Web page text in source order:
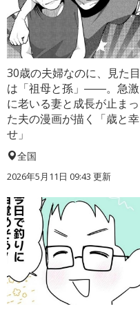
30歳の夫婦なのに、見た目
は「祖母と孫」――。急激
に老いる妻と成長が止まっ
た夫の漫画が描く「歳と幸
せ」
全国
2026年5月11日 09:43 更新